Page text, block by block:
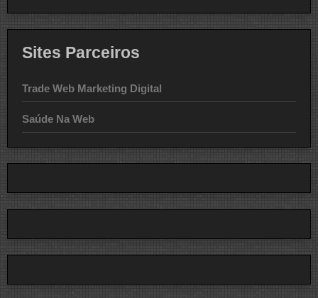
Sites Parceiros
Trade Web Marketing Digital
Saúde Na Web